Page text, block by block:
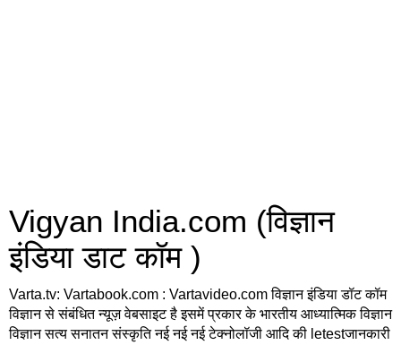
Vigyan India.com (विज्ञान
इंडिया डाट कॉम )
Varta.tv: Vartabook.com : Vartavideo.com विज्ञान इंडिया डॉट कॉम
विज्ञान से संबंधित न्यूज़ वेबसाइट है इसमें प्रकार के भारतीय आध्यात्मिक विज्ञान
विज्ञान सत्य सनातन संस्कृति नई नई नई टेक्नोलॉजी आदि की letestजानकारी